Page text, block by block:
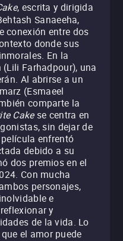
, escrita y dirigida
Sanaeeha,
conexión entre dos
donde sus
En la
Farhadpour), una
Al abrirse a un
(Esmaeel
comparte la
Cakese centra en
sin dejar de
enfrentó
debido a su
dos premios en el
Con mucha
personajes,
e
y
de la vida. Lo
el amor puede